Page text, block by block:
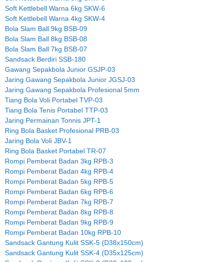
Soft Kettlebell Warna 6kg SKW-6
Soft Kettlebell Warna 4kg SKW-4
Bola Slam Ball 9kg BSB-09
Bola Slam Ball 8kg BSB-08
Bola Slam Ball 7kg BSB-07
Sandsack Berdiri SSB-180
Gawang Sepakbola Junior GSJP-03
Jaring Gawang Sepakbola Junior JGSJ-03
Jaring Gawang Sepakbola Profesional 5mm
Tiang Bola Voli Portabel TVP-03
Tiang Bola Tenis Portabel TTP-03
Jaring Permainan Tonnis JPT-1
Ring Bola Basket Profesional PRB-03
Jaring Bola Voli JBV-1
Ring Bola Basket Portabel TR-07
Rompi Pemberat Badan 3kg RPB-3
Rompi Pemberat Badan 4kg RPB-4
Rompi Pemberat Badan 5kg RPB-5
Rompi Pemberat Badan 6kg RPB-6
Rompi Pemberat Badan 7kg RPB-7
Rompi Pemberat Badan 8kg RPB-8
Rompi Pemberat Badan 9kg RPB-9
Rompi Pemberat Badan 10kg RPB-10
Sandsack Gantung Kulit SSK-5 (D38x150cm)
Sandsack Gantung Kulit SSK-4 (D35x125cm)